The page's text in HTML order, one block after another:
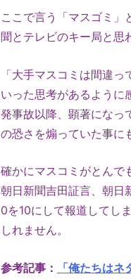
ここで言う「マスゴミ」
聞とテレビのキー局と思
「大手マスコミは間違
いった思考があるように
発事故以降、顕著になっ
の恐さを煽っていた事に
確かにマスコミがとんで
朝日新聞吉田証言、朝日
0を10にして報道してし
しれません。
参考記事：
「俺たちは